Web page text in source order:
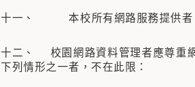
十一、 本校所有網路服務提供者，
十二、 校園網路資料管理者應尊重
下列情形之一者，不在此限：